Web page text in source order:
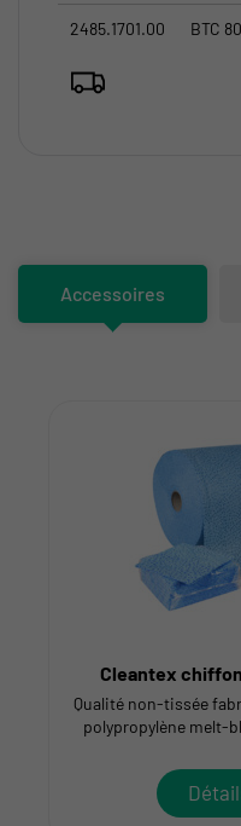
2485.1701.00 BTC
Accessoires
Cleantex
Qualité non-tissée
polypropylène melt-